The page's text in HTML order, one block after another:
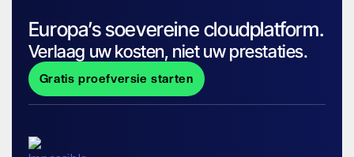
Europa’s soevereine cloudplatform.
Verlaag uw kosten, niet uw prestaties.
Gratis proefversie starten